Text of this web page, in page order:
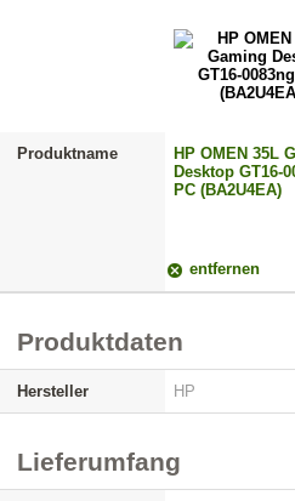
Produktname
HP OMEN 35L
Desktop GT16-
PC (BA2U4EA)
entfernen
Produktdaten
Hersteller HP
Lieferumfang